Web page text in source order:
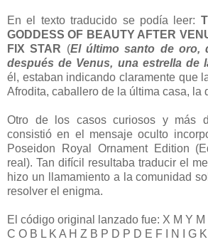
En el texto traducido se podía leer:
GODDESS OF BEAUTY AFTER
FIX STAR (El último santo de oro,
después de Venus, una estrella de
él, estaban indicando claramente que
Afrodita, caballero de la última casa, la
Otro de los casos curiosos y más
consistió en el mensaje oculto
Poseidon Royal Ornament Edition
real). Tan difícil resultaba traducir el
hizo un llamamiento a la comunidad
resolver el enigma.
El código original lanzado fue: X M Y
C O B L K A H Z B P D P D E F I N I G